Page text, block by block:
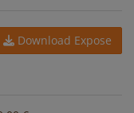
Download Expose